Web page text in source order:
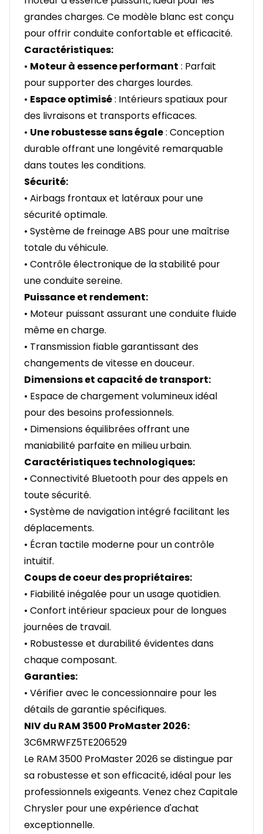
grandes charges. Ce modèle blanc est conçu
pour offrir conduite confortable et efficacité.
Caractéristiques:
• Moteur à essence performant : Parfait
pour supporter des charges lourdes.
• Espace optimisé: Intérieurs spatiaux pour
des livraisons et transports efficaces.
• Une robustesse sans égale: Conception
durable offrant une longévité remarquable
dans toutes les conditions.
Sécurité:
• Airbags frontaux et latéraux pour une
sécurité optimale.
• Système de freinage ABS pour une maîtrise
totale du véhicule.
• Contrôle électronique de la stabilité pour
une conduite sereine.
Puissance et rendement:
• Moteur puissant assurant une conduite fluide
même en charge.
• Transmission fiable garantissant des
changements de vitesse en douceur.
Dimensions et capacité de transport:
• Espace de chargement volumineux idéal
pour des besoins professionnels.
• Dimensions équilibrées offrant une
maniabilité parfaite en milieu urbain.
Caractéristiques technologiques:
• Connectivité Bluetooth pour des appels en
toute sécurité.
• Système de navigation intégré facilitant les
déplacements.
• Écran tactile moderne pour un contrôle
intuitif.
Coups de coeur des propriétaires:
• Fiabilité inégalée pour un usage quotidien.
• Confort intérieur spacieux pour de longues
journées de travail.
• Robustesse et durabilité évidentes dans
chaque composant.
Garanties:
• Vérifier avec le concessionnaire pour les
détails de garantie spécifiques.
NIV du RAM 3500 ProMaster 2026:
3C6MRWFZ5TE206529
Le RAM 3500 ProMaster 2026 se distingue par
sa robustesse et son efficacité, idéal pour les
professionnels exigeants. Venez chez Capitale
Chrysler pour une expérience d'achat
exceptionnelle.